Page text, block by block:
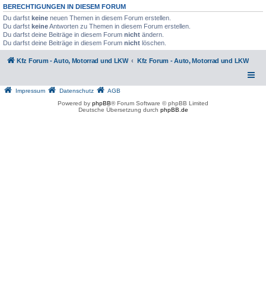
BERECHTIGUNGEN IN DIESEM FORUM
Du darfst keine neuen Themen in diesem Forum erstellen.
Du darfst keineAntworten zu Themen in diesem Forum erstellen.
Du darfst deine Beiträge in diesem Forum nicht ändern.
Du darfst deine Beiträge in diesem Forum nicht löschen.
Kfz Forum - Auto, Motorrad und LKW Kfz Forum - Auto, Motorrad und LKW
Impressum Datenschutz
AGB
Powered by phpBB® Forum Software © phpBB Limited
Deutsche Übersetzung durch phpBB.de